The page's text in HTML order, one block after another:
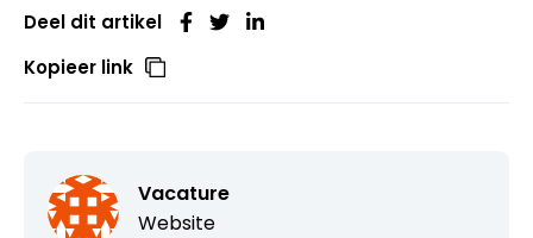
Deel dit artikel
Kopieer link
Vacature
Website